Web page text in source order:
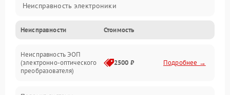
Неисправность электроники
Механические повреждения
Неисправность управления
Неисправности Стоимость
Неисправность ЭОП
(электронно-оптического
преобразователя)
2500 ₽ Подробнее →